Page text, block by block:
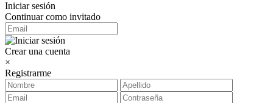
Iniciar sesión
Continuar como invitado
Crear una cuenta
×
Registrarme